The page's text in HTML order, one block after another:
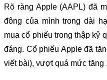
Rõ ràng Apple (AAPL) đã
đông của mình trong dài
mua cổ phiếu trong thập kỷ
đáng. Cổ phiếu Apple đã
viết bài), vượt quá mức tăng